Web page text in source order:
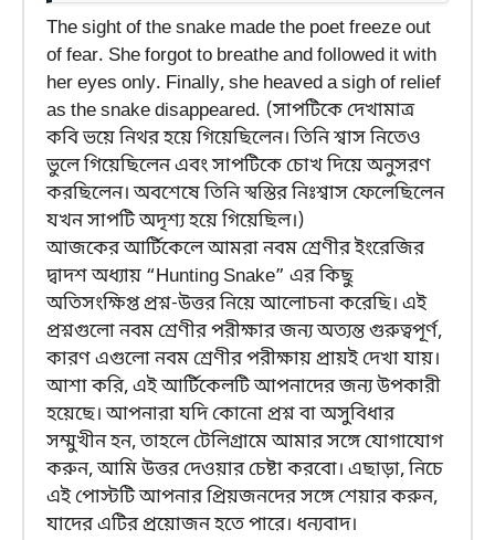
The sight of the snake made the poet freeze out
of fear. She forgot to breathe and followed it with
her eyes only. Finally, she heaved a sigh of relief
as the snake disappeared. (সাপটিকে দেখামাত্র
কবি ভয়ে নিথর হয়ে গিয়েছিলেন। তিনি শ্বাস নিতেও
ভুলে গিয়েছিলেন এবং সাপটিকে চোখ দিয়ে অনুসরণ
করছিলেন। অবশেষে তিনি স্বস্তির নিঃশ্বাস ফেলেছিলেন
যখন সাপটি অদৃশ্য হয়ে গিয়েছিল।)
আজকের আর্টিকেলে আমরা নবম শ্রেণীর ইংরেজির
দ্বাদশ অধ্যায় “Hunting Snake” এর কিছু
অতিসংক্ষিপ্ত প্রশ্ন-উত্তর নিয়ে আলোচনা করেছি। এই
প্রশ্নগুলো নবম শ্রেণীর পরীক্ষার জন্য অত্যন্ত গুরুত্বপূর্ণ,
কারণ এগুলো নবম শ্রেণীর পরীক্ষায় প্রায়ই দেখা যায়।
আশা করি, এই আর্টিকেলটি আপনাদের জন্য উপকারী
হয়েছে। আপনারা যদি কোনো প্রশ্ন বা অসুবিধার
সম্মুখীন হন, তাহলে টেলিগ্রামে আমার সঙ্গে যোগাযোগ
করুন, আমি উত্তর দেওয়ার চেষ্টা করবো। এছাড়া, নিচে
এই পোস্টটি আপনার প্রিয়জনদের সঙ্গে শেয়ার করুন,
যাদের এটির প্রয়োজন হতে পারে। ধন্যবাদ।